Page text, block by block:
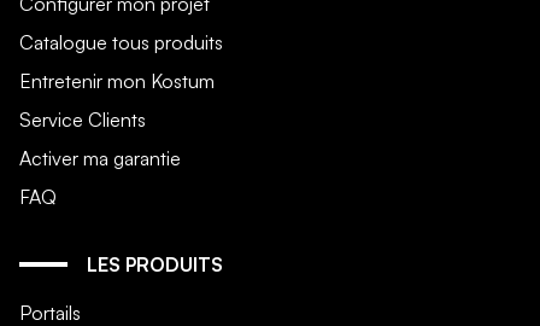
Catalogue tous produits
Entretenir mon Kostum
Service Clients
Activer ma garantie
FAQ
LES PRODUITS
Portails